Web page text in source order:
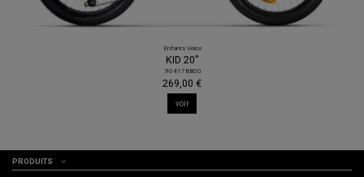
Enfants Velos
KID 20"
.90417BB00
269,00 €
voir
PRODUITS